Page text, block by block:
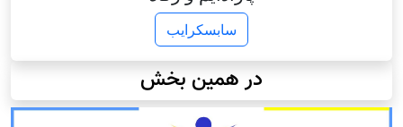
سابسکرایب
در همین بخش